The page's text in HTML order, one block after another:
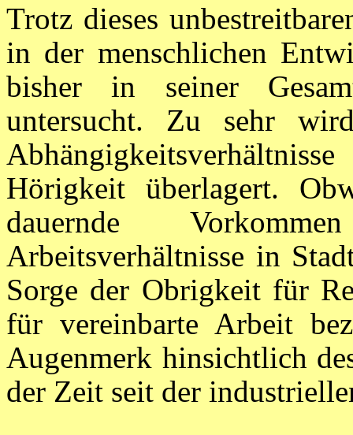
Trotz dieses
in der menschlichen
bisher in seiner
untersucht. Zu sehr
Hörigkeit überlagert.
dauernde
Arbeitsverhältnisse in
Sorge der Obrigkeit für
für vereinbarte Arbeit
Augenmerk hinsichtlich
der Zeit seit der